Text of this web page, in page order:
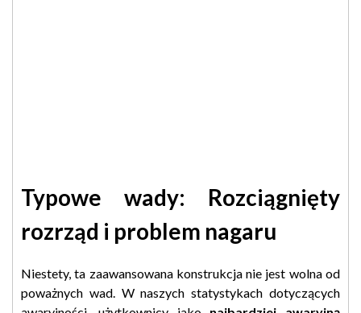
Typowe wady: Rozciągnięty
rozrząd i problem nagaru
Niestety, ta zaawansowana konstrukcja nie jest wolna od
poważnych wad. W naszych statystykach dotyczących